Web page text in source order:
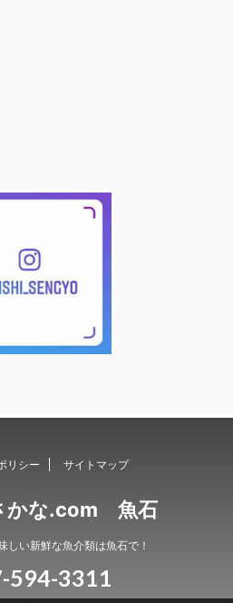
リシー サイトマップ
かな.com 魚石
しい新鮮な魚介類は魚石で！
594-3311